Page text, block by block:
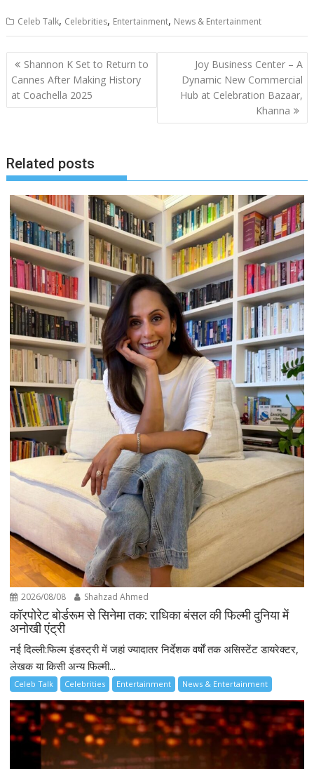
Celeb Talk, Celebrities, Entertainment, News & Entertainment
Post
navigation
Shannon K Set to Return to
Cannes After Making History
at Coachella 2025
Joy Business Center – A
Dynamic New Commercial
Hub at Celebration Bazaar,
Khanna
Related posts
2026/08/08 Shahzad Ahmed
कॉरपोरेट बोर्डरूम से सिनेमा तक: राधिका बंसल की फिल्मी दुनिया में
अनोखी एंट्री
नई दिल्ली:फिल्म इंडस्ट्री में जहां ज्यादातर निर्देशक वर्षों तक असिस्टेंट डायरेक्टर,
लेखक या किसी अन्य फिल्मी...
Celeb Talk Celebrities Entertainment News & Entertainment